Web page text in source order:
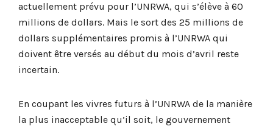
actuellement prévu pour l’UNRWA, qui s’élève à 60
millions de dollars. Mais le sort des 25 millions de
dollars supplémentaires promis à l’UNRWA qui
doivent être versés au début du mois d’avril reste
incertain.
En coupant les vivres futurs à l’UNRWA de la manière
la plus inacceptable qu’il soit, le gouvernement